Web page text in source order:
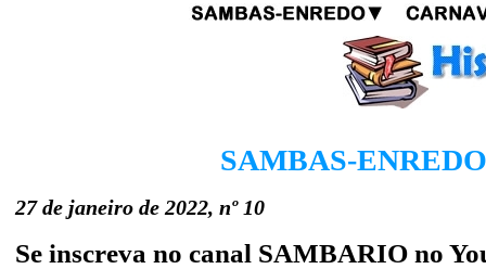
SAMBAS-
27 de janeiro de 2022, nº 10
Se inscreva no canal SAMBARIO no